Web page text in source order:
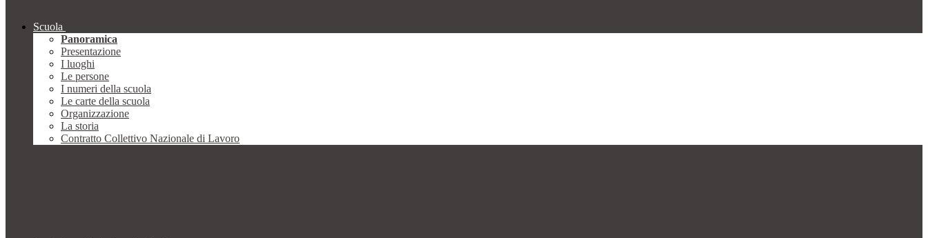
Scuola
Panoramica
Presentazione
I luoghi
Le persone
I numeri della scuola
Le carte della scuola
Organizzazione
La storia
Contratto Collettivo Nazionale di Lavoro